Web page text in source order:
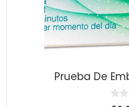
Prueba De